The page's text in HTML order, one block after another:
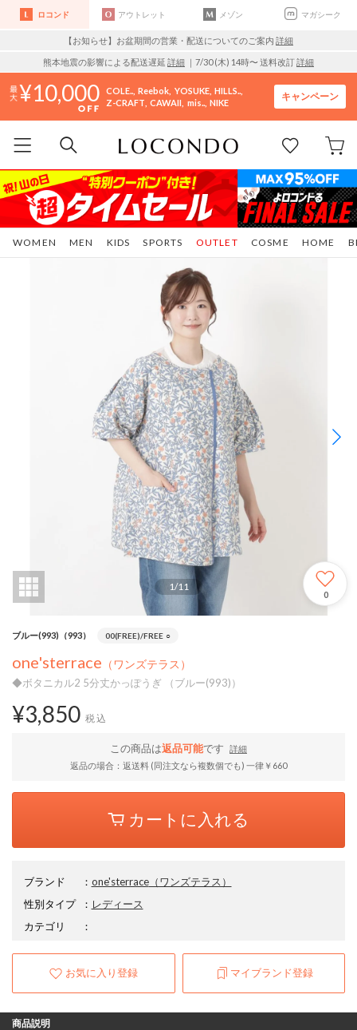
ロコンド アウトレット メゾン マガシーク
【お知らせ】お盆期間の営業・配送についてのご案内 詳細
熊本地震の影響による配送遅延 詳細 ｜7/30 (木) 14時〜 送料改訂詳細
10,000 COLE.. Reebok YOSUKE HILLS..
Z-CRAFT CAWAII mis.. NIKE
キャンペーン
WOMEN MEN KIDS SPORTS COSME HOME
OUTLET
1/11
0
ブルー(993)（993） 00(FREE)/FREE ○
one'sterrace （ワンズテラス）
◆ボタニカル2 5分丈かっぽうぎ （ブルー(993)）
¥3,850 税込
この商品は返品可能です
詳細
返品の場合：返送料 (同注文なら複数個でも) 一律￥660
カートに入れる
ブランド ： one'sterrace（ワンズテラス）
性別タイプ
： レディース
カテゴリ
：
お気に入り登録 マイブランド登録
商品説明